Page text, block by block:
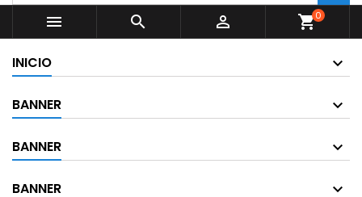

  shopping_cart0
INICIO
BANNER
BANNER
BANNER